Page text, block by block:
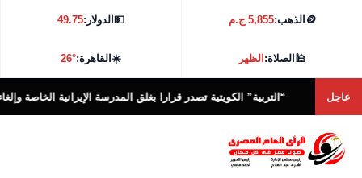
🪙 الذهب:5,855 ج.م 💵الدولار:49.75
🕌الصلاة:الظهر ☀️القاهرة:26°
عاجل“التربية” الكويتية تصدر قرارا بغلق المدرسة الإيرانية الخاصة وإلغاء ترخيصها